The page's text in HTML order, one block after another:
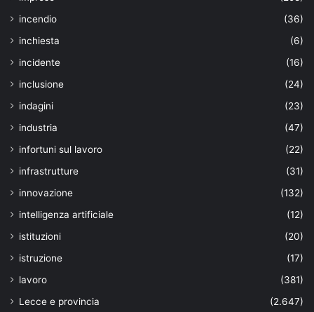
incendio
(36)
inchiesta
(6)
incidente
(16)
inclusione
(24)
indagini
(23)
industria
(47)
infortuni sul lavoro
(22)
infrastrutture
(31)
innovazione
(132)
intelligenza artificiale
(12)
istituzioni
(20)
istruzione
(17)
lavoro
(381)
Lecce e provincia
(2.647)